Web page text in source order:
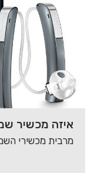
איזה מכשיר